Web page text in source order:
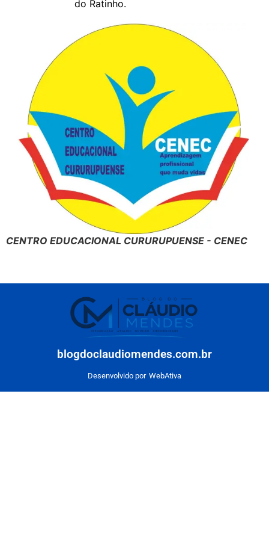
do Ratinho.
CENTRO EDUCACIONAL CURURUPUENSE - CENEC
blogdoclaudiomendes.com.br
Desenvolvido por WebAtiva